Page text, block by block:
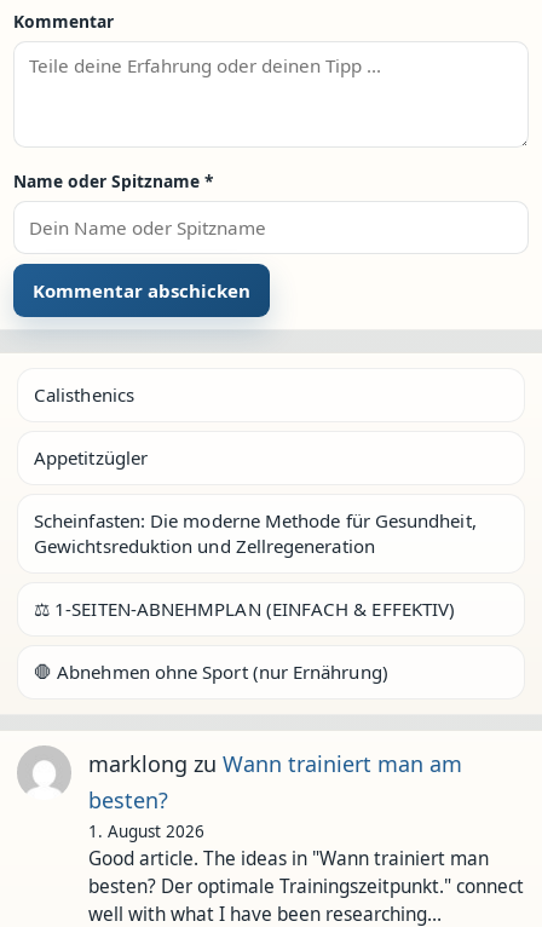
Kommentar
Name oder Spitzname *
Calisthenics
Appetitzügler
Scheinfasten: Die moderne Methode für Gesundheit,
Gewichtsreduktion und Zellregeneration
⚖️ 1-SEITEN-ABNEHMPLAN (EINFACH & EFFEKTIV)
🛑 Abnehmen ohne Sport (nur Ernährung)
marklong zu Wann trainiert man am
besten?
1. August 2026
Good article. The ideas in "Wann trainiert man
besten? Der optimale Trainingszeitpunkt." connect
well with what I have been researching…